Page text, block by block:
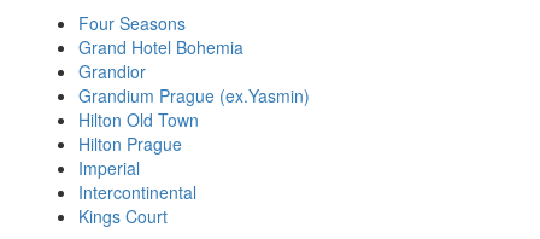
Four Seasons
Grand Hotel Bohemia
Grandior
Grandium Prague (ex.Yasmin)
Hilton Old Town
Hilton Prague
Imperial
Intercontinental
Kings Court